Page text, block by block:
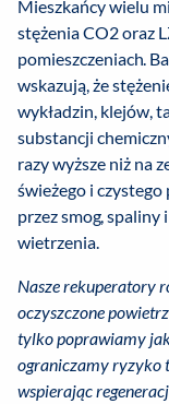
Mieszkańcy wielu
stężenia CO2 oraz
pomieszczeniach.
wskazują, że
wykładzin, klejów,
substancji
razy wyższe niż na
świeżego i
przez smog, spaliny
wietrzenia.
Nasze rekuperatory
oczyszczone
tylko poprawiamy
ograniczamy ryzyko
wspierając